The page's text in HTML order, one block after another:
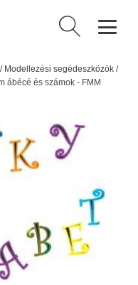
Keresés:
/ Modellezési segédeszközök /
ábécé és számok - FMM